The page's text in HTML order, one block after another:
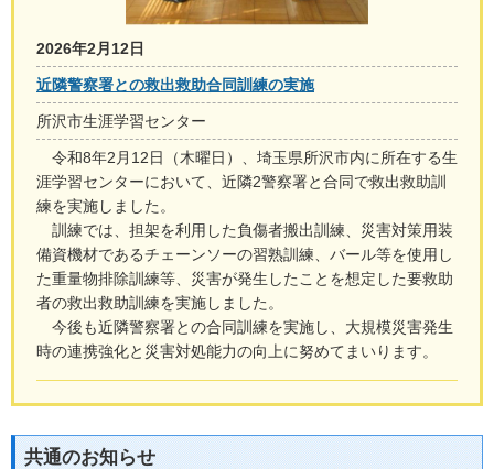
2026年2月12日
近隣警察署との救出救助合同訓練の実施
所沢市生涯学習センター
令和8年2月12日（木曜日）、埼玉県所沢市内に所在する生
涯学習センターにおいて、近隣2警察署と合同で救出救助訓
練を実施しました。
訓練では、担架を利用した負傷者搬出訓練、災害対策用装
備資機材であるチェーンソーの習熟訓練、バール等を使用し
た重量物排除訓練等、災害が発生したことを想定した要救助
者の救出救助訓練を実施しました。
今後も近隣警察署との合同訓練を実施し、大規模災害発生
時の連携強化と災害対処能力の向上に努めてまいります。
共通のお知らせ